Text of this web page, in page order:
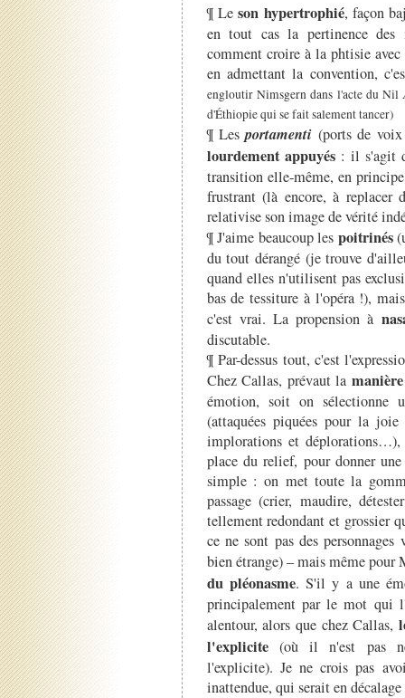
¶ Leson hypertrophié, façon
en tout cas la pertinence des
comment croire à la phtisie
en admettant la convention,
engloutir Nimsgern dans l'acte du Nil
d'Éthiopie qui se fait salement tancer)
¶ Lesportamenti (ports de
lourdement appuyés: il s'agit
transition elle-même, en
frustrant (là encore, à replacer
relativise son image de vérité
¶ J'aime beaucoup les poitrinés
du tout dérangé (je trouve
quand elles n'utilisent pas
bas de tessiture à l'opéra !),
c'est vrai. La propension à
discutable.
¶ Par-dessus tout, c'est
Chez Callas, prévaut la
émotion, soit on sélectionne
(attaquées piquées pour la
implorations et
place du relief, pour donner
simple : on met toute la
passage (crier, maudire,
tellement redondant et grossier
ce ne sont pas des
bien étrange) – mais même pour
du pléonasme. S'il y a une
principalement par le mot qui
alentour, alors que chez Callas,
l'explicite(où il n'est pas
l'explicite). Je ne crois pas
inattendue, qui serait en